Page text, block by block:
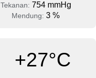
Tekanan: 754 mmHg
Mendung: 3 %
+27°C